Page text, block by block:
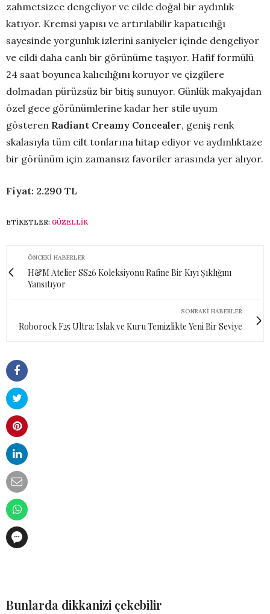
zahmetsizce dengeliyor ve cilde doğal bir aydınlık
katıyor. Kremsi yapısı ve artırılabilir kapatıcılığı
sayesinde yorgunluk izlerini saniyeler içinde dengeliyor
ve cildi daha canlı bir görünüme taşıyor. Hafif formülü
24 saat boyunca kalıcılığını koruyor ve çizgilere
dolmadan pürüzsüz bir bitiş sunuyor. Günlük makyajdan
özel gece görünümlerine kadar her stile uyum
gösteren Radiant Creamy Concealer, geniş renk
skalasıyla tüm cilt tonlarına hitap ediyor ve aydınlıktaze
bir görünüm için zamansız favoriler arasında yer alıyor.
Fiyat: 2.290 TL
ETIKETLER: GÜZELLIK
ÖNCEKI HABERLER
H&M Atelier SS26 Koleksiyonu Rafine Bir Kıyı Şıklığını
Yansıtıyor
SONRAKI HABERLER
Roborock F25 Ultra: Islak ve Kuru Temizlikte Yeni Bir Seviye
Bunlarda dikkanizi çekebilir